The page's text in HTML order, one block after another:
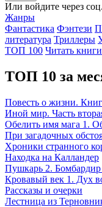
Или войдите через
Жанры
Фантастика Фэнтези
литература Триллеры
ТОП 100 Читать книги
ТОП 10 за
Повесть о жизни.
Иной мир. Часть
Обелить имя мага 1.
При загадочных
Хроники странного
Находка на Калландер
Пушкарь 2.
Кровавый век 1. Дух
Рассказы и очерки
Лестница из